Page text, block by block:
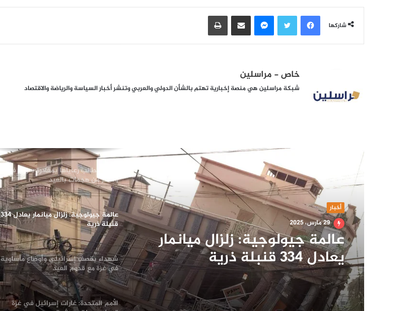
شاركها
فيسبوكتويتر ماسنجر مشاركة عبر البريد طباعة
خاص - مراسلين
شبكة مراسلين هي منصة إخبارية تهتم بالشأن الدولي والعربي وتنشر أخبار السياسة والرياضة والاقتصاد
أخبار
29 مارس، 2025
عالمة جيولوجية: زلزال ميانمار
يعادل 334 قنبلة ذرية
الدعم السريع
العشائر الفلسطينية تحذر من محاولات زرع
الفتنة في غزة
أمريكا تطالب رعاياها بمغادرة سوريا فوراً
وتحذر من هجمات بالعيد
عالمة جيولوجية: زلزال ميانمار يعادل 334
قنبلة ذرية
شهداء بقصف إسرائيلي وأوضاع مأساوية
في غزة مع قدوم العيد
الأمم المتحدة: غارات إسرائيل في غزة